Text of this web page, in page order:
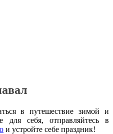
в путешествие зимой и
для себя, отправляйтесь в
и устройте себе праздник!